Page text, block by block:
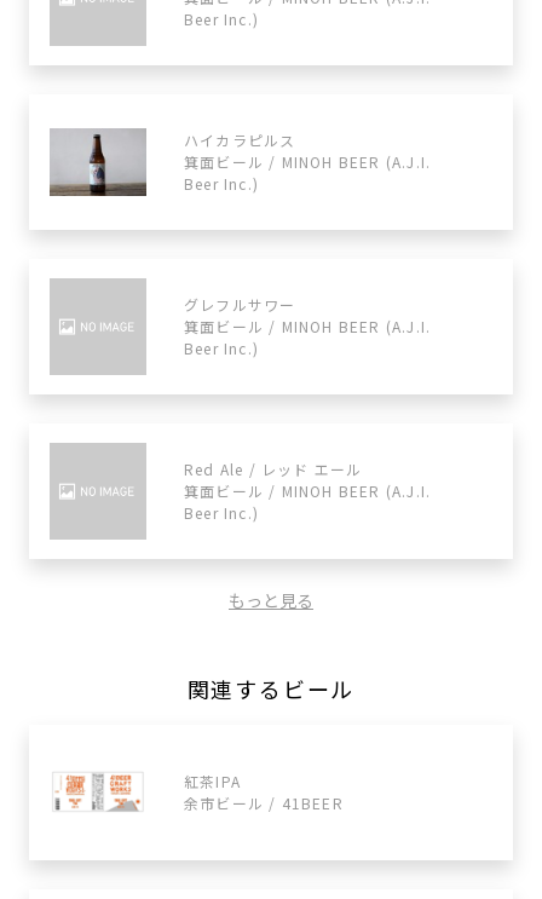
Beer Inc.)
ハイカラピルス
箕面ビール / MINOH BEER (A.J.I.
Beer Inc.)
グレフルサワー
箕面ビール / MINOH BEER (A.J.I.
Beer Inc.)
Red Ale / レッド エール
箕面ビール / MINOH BEER (A.J.I.
Beer Inc.)
もっと見る
関連するビール
紅茶IPA
余市ビール / 41BEER